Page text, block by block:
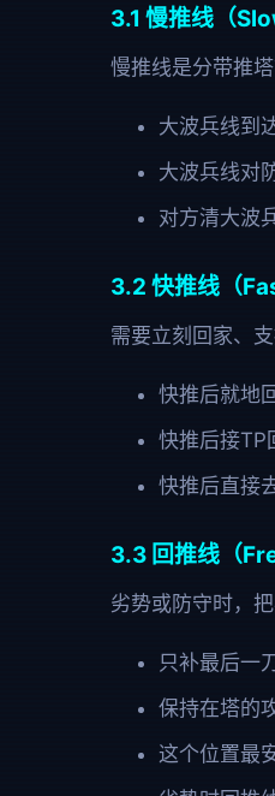
3.1 慢推线（
慢推线是分带推
大波兵线到
大波兵线对
对方清大波
3.2 快推线（
需要立刻回家、
快推后就地
快推后接TP
快推后直接
3.3 回推线（
劣势或防守时，
只补最后一
保持在塔的
这个位置最